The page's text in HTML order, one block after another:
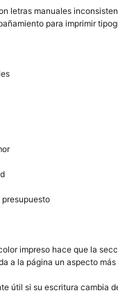
letras manuales
para imprimir
impreso hace que la
a la página un aspecto más
útil si su escritura cambia